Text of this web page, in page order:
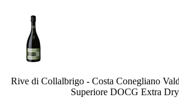
Rive di Collalbrigo - Costa Conegliano
Superiore DOCG Extra